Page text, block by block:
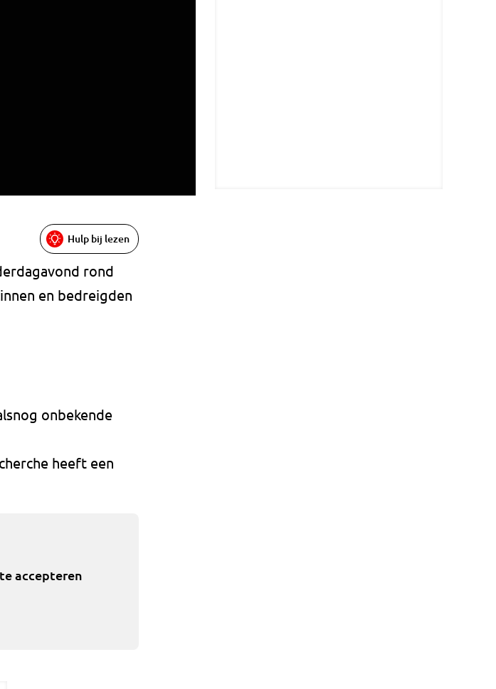
Hulp bij lezen
rond
en bedreigden
onbekende
heeft een
accepteren